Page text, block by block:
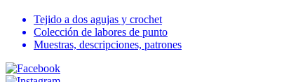
Tejido a dos agujas y crochet
Colección de labores de punto
Muestras, descripciones, patrones